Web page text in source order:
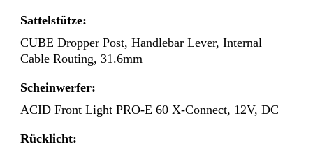
Sattelstütze:
CUBE Dropper Post, Handlebar Lever, Internal
Cable Routing, 31.6mm
Scheinwerfer:
ACID Front Light PRO-E 60 X-Connect, 12V, DC
Rücklicht: